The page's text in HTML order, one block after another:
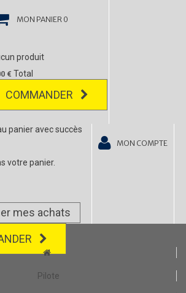
MON PANIER 0
produit
€ Total
COMMANDER
panier avec succès
votre panier.
mes achats
MON COMPTE
Pilote